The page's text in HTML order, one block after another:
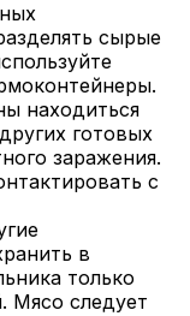
сырые
находиться
готовых
заражения.
с
в
только
Мясо следует